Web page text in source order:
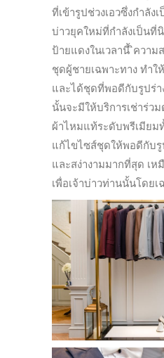
ที่เข้ารูปช่วงเอวซึ่งกำลัง
บ่าวยุคใหม่ที่กำลังเป็นที่
ป้ายแดงในเวลานี้ ิความ
ชุดผู้ชายเฉพาะทาง ทำใ
และได้ชุดที่พอดีกับรูปร่
นั้นจะมีให้บริการเช่าร่ว
ผ้าไหมแท้ระดับพรีเมียม
แก้ไขไซส์ชุดให้พอดีกับรู
และสง่างามมากที่สุด เ
เพื่อเจ้าบ่าวท่านนั้นโดยเ